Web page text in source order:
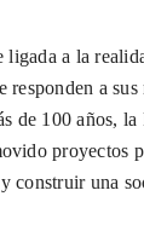
ligada a la
a sus
de 100 años, la
proyectos
construir una